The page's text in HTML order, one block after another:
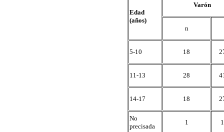
Edad
(años)
Varón
n
5-10 18
11-13 28
14-17 18
No
precisada
1